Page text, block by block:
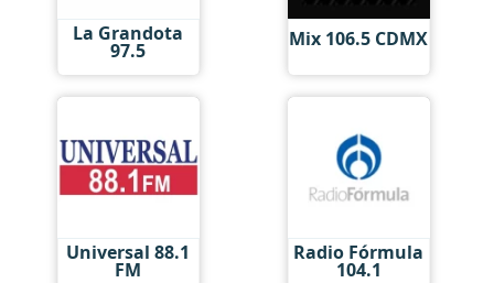
La Grandota
97.5 Mix 106.5 CDMX
Universal 88.1
FM
Radio Fórmula
104.1